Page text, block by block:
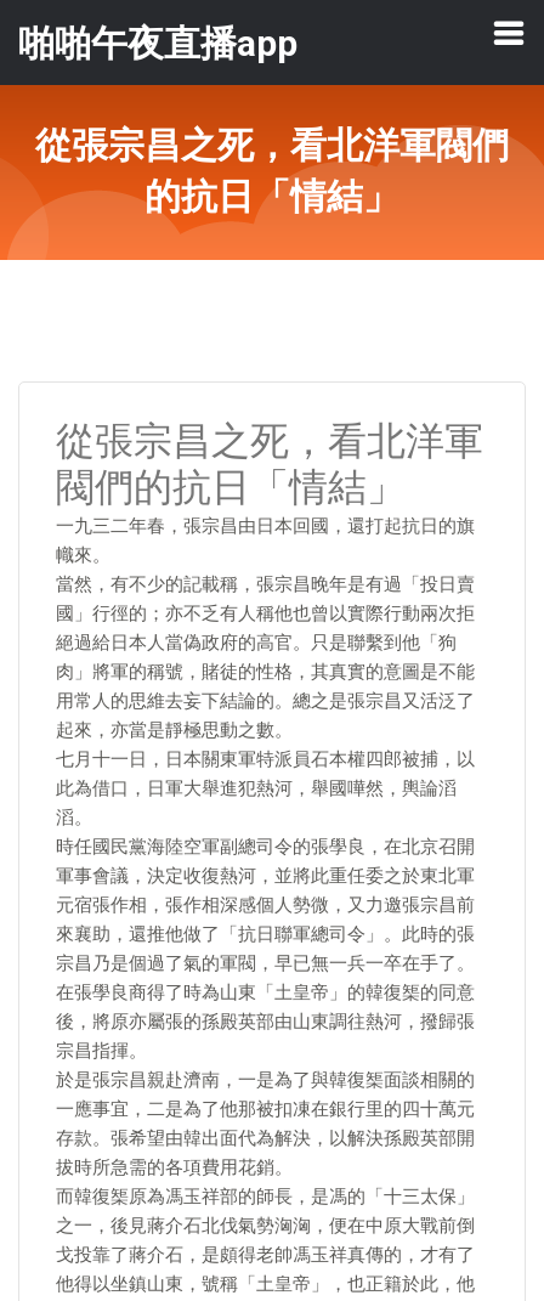
啪啪午夜直播app
從張宗昌之死，看北洋軍閥們
的抗日「情結」
從張宗昌之死，看北洋軍
閥們的抗日「情結」
一九三二年春，張宗昌由日本回國，還打起抗日的旗
幟來。
當然，有不少的記載稱，張宗昌晚年是有過「投日賣
國」行徑的；亦不乏有人稱他也曾以實際行動兩次拒
絕過給日本人當偽政府的高官。只是聯繫到他「狗
肉」將軍的稱號，賭徒的性格，其真實的意圖是不能
用常人的思維去妄下結論的。總之是張宗昌又活泛了
起來，亦當是靜極思動之數。
七月十一日，日本關東軍特派員石本權四郎被捕，以
此為借口，日軍大舉進犯熱河，舉國嘩然，輿論滔
滔。
時任國民黨海陸空軍副總司令的張學良，在北京召開
軍事會議，決定收復熱河，並將此重任委之於東北軍
元宿張作相，張作相深感個人勢微，又力邀張宗昌前
來襄助，還推他做了「抗日聯軍總司令」。此時的張
宗昌乃是個過了氣的軍閥，早已無一兵一卒在手了。
在張學良商得了時為山東「土皇帝」的韓復榘的同意
後，將原亦屬張的孫殿英部由山東調往熱河，撥歸張
宗昌指揮。
於是張宗昌親赴濟南，一是為了與韓復榘面談相關的
一應事宜，二是為了他那被扣凍在銀行里的四十萬元
存款。張希望由韓出面代為解決，以解決孫殿英部開
拔時所急需的各項費用花銷。
而韓復榘原為馮玉祥部的師長，是馮的「十三太保」
之一，後見蔣介石北伐氣勢洶洶，便在中原大戰前倒
戈投靠了蔣介石，是頗得老帥馮玉祥真傳的，才有了
他得以坐鎮山東，號稱「土皇帝」，也正籍於此，他